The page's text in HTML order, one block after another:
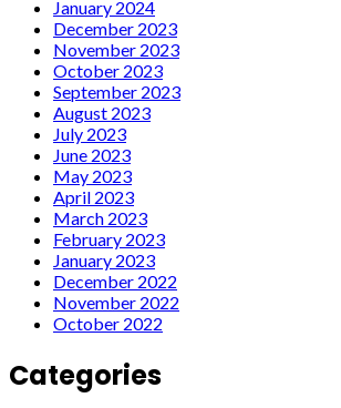
January 2024
December 2023
November 2023
October 2023
September 2023
August 2023
July 2023
June 2023
May 2023
April 2023
March 2023
February 2023
January 2023
December 2022
November 2022
October 2022
Categories